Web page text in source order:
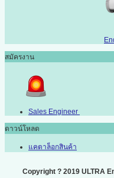
สมัครงาน
Sales Engineer
ดาวน์โหลด
แคตาล็อกสินค้า
Copyright ? 2019 ULTRA